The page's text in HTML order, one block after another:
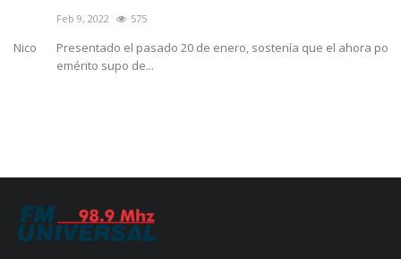
Feb 9, 2022 575
Presentado el pasado 20 de enero, sostenía que el ahora pontífice
emérito supo de...